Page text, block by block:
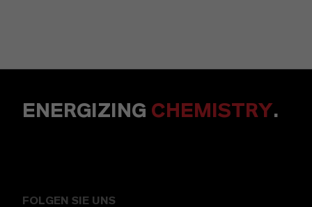
ENERGIZING CHEMISTRY.
FOLGEN SIE UNS